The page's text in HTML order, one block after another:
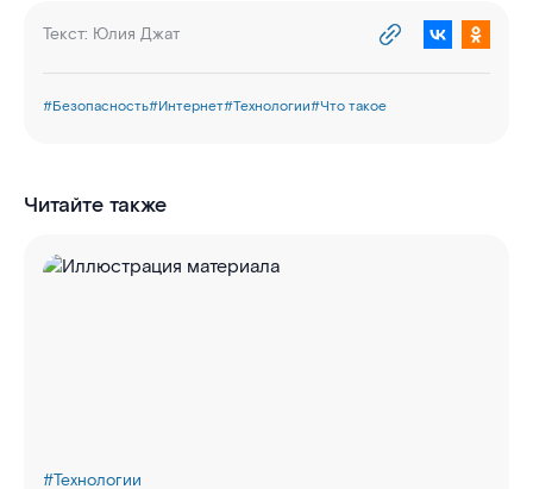
Текст: Юлия Джат
#Безопасность#Интернет#Технологии#Что такое
Читайте также
#Технологии